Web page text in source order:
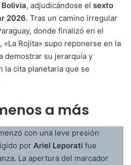
, adjudicándose el sexto
2026. Tras un camino irregular
donde finalizó en el
Rojita» supo reponerse en la
demostrar su jerarquía y
la cita planetaria que se
a más
con una leve presión
por Ariel Leporati fue
La apertura del marcador